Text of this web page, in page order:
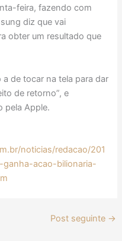
feira, fazendo com
diz que vai
obter um resultado que
de tocar na tela para dar
de retorno”, e
pela Apple.
noticias/redacao/201
acao-bilionaria-
Post seguinte →